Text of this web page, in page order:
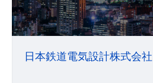
日本鉄道電気設計株式会社